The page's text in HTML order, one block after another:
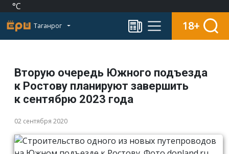
°C
Таганрог 18+
Вторую очередь Южного подъезда
к Ростову планируют завершить
к сентябрю 2023 года
02 сентября 2020